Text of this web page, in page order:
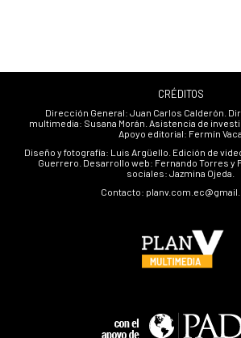
CRÉDITOS
Dirección General: Juan Carlos Calderón.
multimedia: Susana Morán. Asistencia de
Apoyo editorial: Fermín Vaca
Diseño y fotografía: Luis Argüello. Edición de
Guerrero. Desarrollo web: Fernando Torres y
sociales: Jazmina Ojeda.
Contacto: